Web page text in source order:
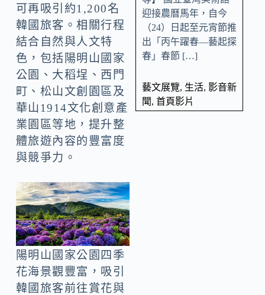
可再吸引約1,200名
韓國旅客。相關行程
結合自然與人文特
色，包括陽明山國家
公園、大稻埕、西門
町、松山文創園區及
華山1914文化創意產
業園區等地，提升整
體旅遊內容的豐富度
與競爭力。
陽明山國家公園四季
花海景觀豐富，吸引
韓國旅客前往賞花與
迎接農曆馬年，自今
（24）日起至元宵節推
出「丙午躍春—藝起探
春」春節 […]
藝文展覽, 生活, 影音新
聞, 首頁影片